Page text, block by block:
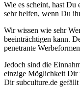
Wie es scheint, hast Du
sehr helfen, wenn Du
Wir wissen wie sehr
beeinträchtigen kann.
penetrante
Jedoch sind die
einzige Möglichkeit Dir
Dir subculture.de